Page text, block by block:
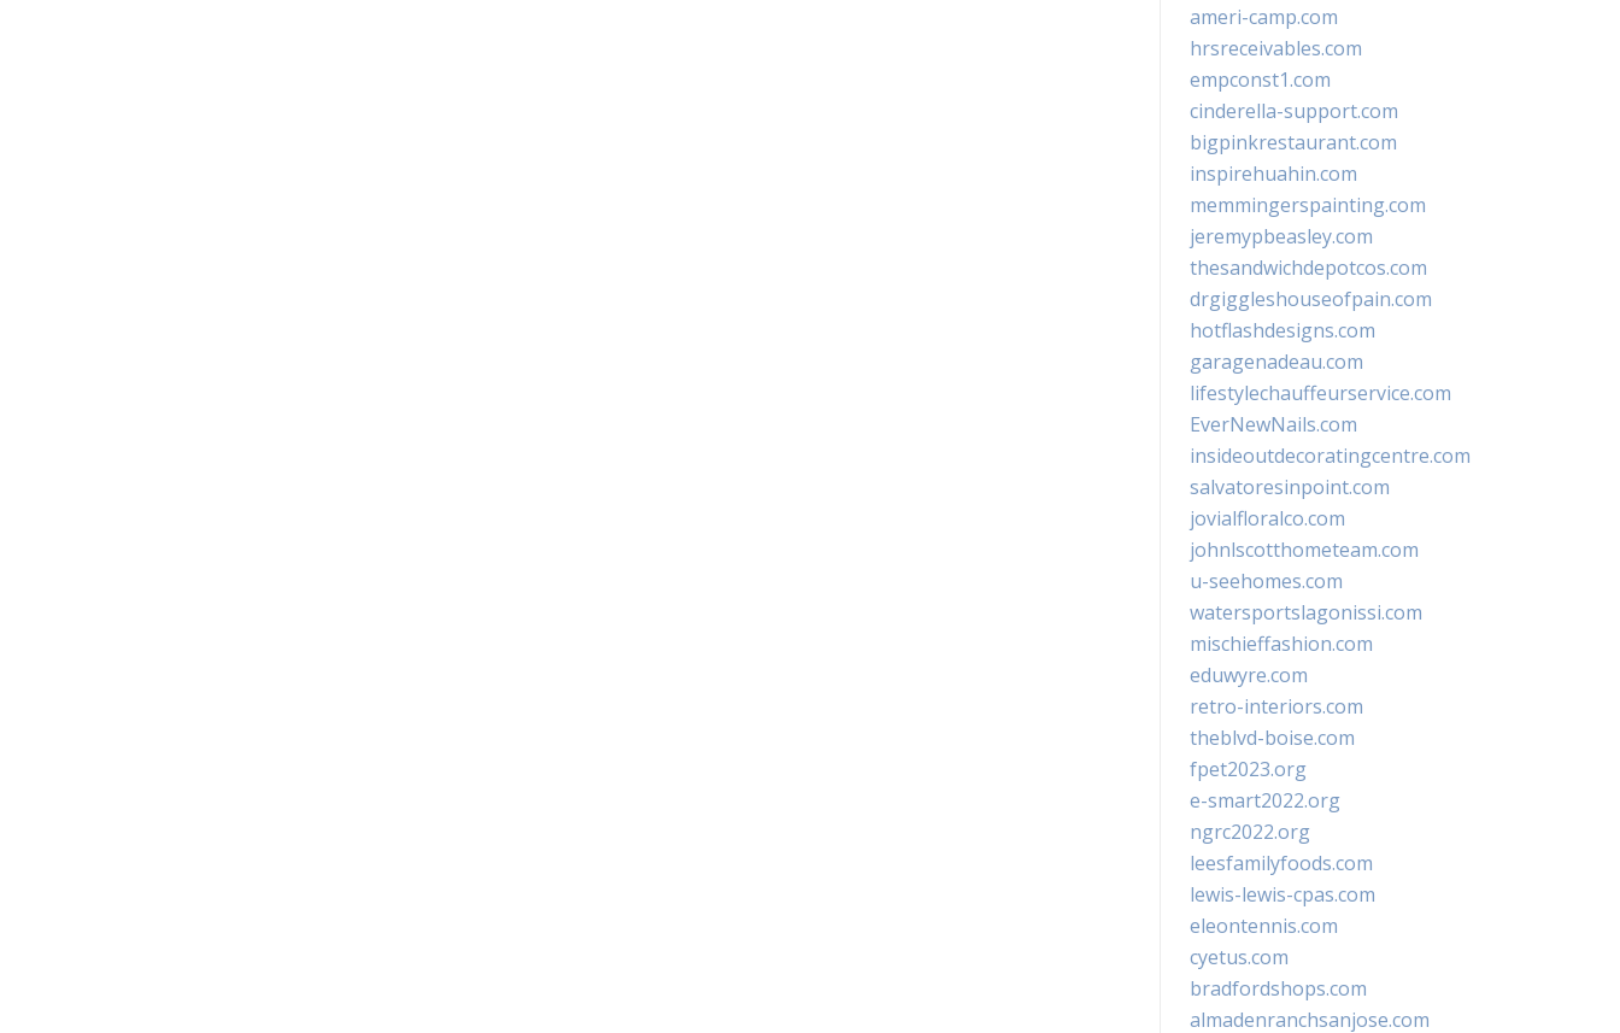
ameri-camp.com
hrsreceivables.com
empconst1.com
cinderella-support.com
bigpinkrestaurant.com
inspirehuahin.com
memmingerspainting.com
jeremypbeasley.com
thesandwichdepotcos.com
drgiggleshouseofpain.com
hotflashdesigns.com
garagenadeau.com
lifestylechauffeurservice.com
EverNewNails.com
insideoutdecoratingcentre.com
salvatoresinpoint.com
jovialfloralco.com
johnlscotthometeam.com
u-seehomes.com
watersportslagonissi.com
mischieffashion.com
eduwyre.com
retro-interiors.com
theblvd-boise.com
fpet2023.org
e-smart2022.org
ngrc2022.org
leesfamilyfoods.com
lewis-lewis-cpas.com
eleontennis.com
cyetus.com
bradfordshops.com
almadenranchsanjose.com